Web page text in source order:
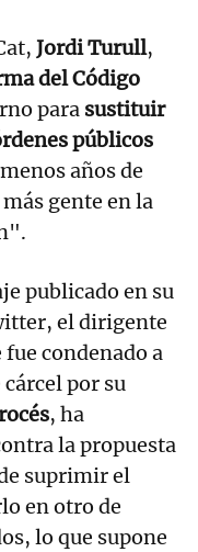
Jordi Turull,
del Código
para sustituir
públicos
años de
gente en la
publicado en su
el dirigente
fue condenado a
cárcel por su
, ha
la propuesta
suprimir el
en otro de
lo que supone